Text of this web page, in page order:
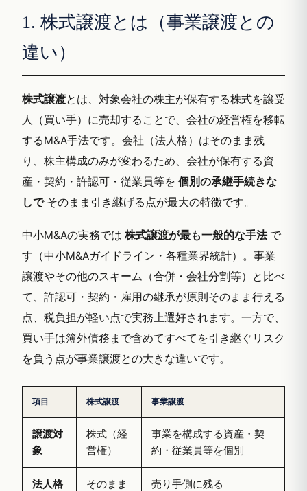
1. 株式譲渡とは（事業譲渡との
違い）
株式譲渡とは、対象会社の株主が保有する株式を譲受
人（買い手）に売却することで、会社の経営権を移転
するM&A手法です。会社（法人格）はそのまま残
り、株主構成のみが変わるため、会社が保有する資
産・契約・許認可・従業員等を 個別の承継手続きな
しでそのまま引き継げる点が最大の特徴です。
中小M&Aの実務では 株式譲渡が最も一般的な手法 で
す（中小M&Aガイドライン・各種業界統計）。事業
譲渡やその他のスキーム（合併・会社分割等）と比べ
て、許認可・契約・雇用の継承が原則そのまま行える
点、税負担が軽い点で実務上選好されます。一方で、
買い手は簿外債務まで含めてすべてを引き継ぐリスク
を負う点が事業譲渡との大きな違いです。
項目 株式譲渡 事業譲渡
譲渡対
象
株式（経
営権）
事業を構成する資産・契
約・従業員等を個別
法人格
そのまま
売り手側に残る